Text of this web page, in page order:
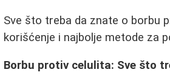
Sve što treba da znate o borbu
korišćenje i najbolje metode za
Borbu protiv celulita: Sve što